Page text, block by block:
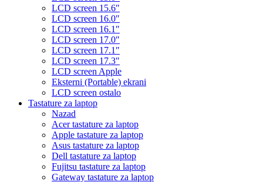
LCD screen 15.6″
LCD screen 16.0″
LCD screen 16.1″
LCD screen 17.0″
LCD screen 17.1″
LCD screen 17.3″
LCD screen Apple
Eksterni (Portable) ekrani
LCD screen ostalo
Tastature za laptop
Nazad
Acer tastature za laptop
Apple tastature za laptop
Asus tastature za laptop
Dell tastature za laptop
Fujitsu tastature za laptop
Gateway tastature za laptop